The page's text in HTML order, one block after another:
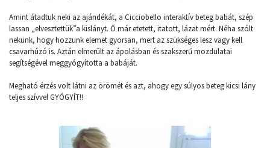
Amint átadtuk neki az ajándékát, a Cicciobello interaktív beteg babát, szép
lassan „elvesztettük”a kislányt. Ő már etetett, itatott, lázat mért. Néha szólt
nekünk, hogy hozzunk elemet gyorsan, mert az szükséges lesz vagy kell
csavarhúzó is. Aztán elmerült az ápolásban és szakszerű mozdulatai
segítségével meggyógyította a babáját.
Megható érzés volt látni az örömét és azt, ahogy egy súlyos beteg kicsi lány
teljes szívvel GYÓGYÍT!!